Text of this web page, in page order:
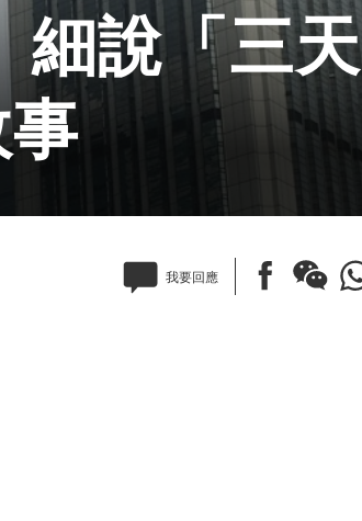
細說「三天
我要回應